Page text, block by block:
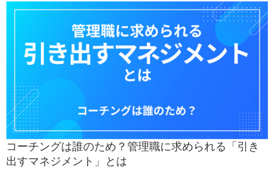
コーチングは誰のため？管理職に求められる「引き
出すマネジメント」とは